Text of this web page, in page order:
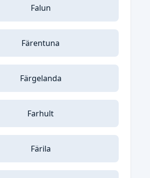
Falun
Färentuna
Färgelanda
Farhult
Färila